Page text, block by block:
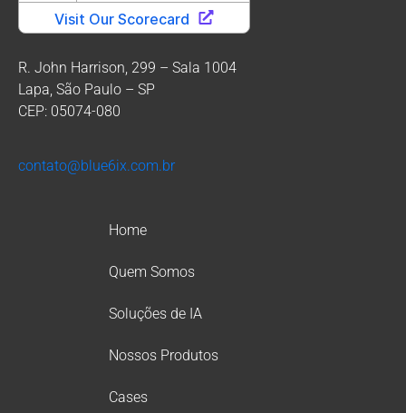
R. John Harrison, 299 – Sala 1004
Lapa, São Paulo – SP
CEP: 05074-080
contato@blue6ix.com.br
Home
Quem Somos
Soluções de IA
Nossos Produtos
Cases